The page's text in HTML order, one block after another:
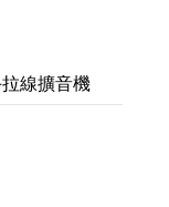
拉線擴音機